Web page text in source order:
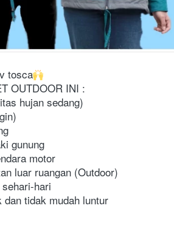
tosca
OUTDOOR INI :
hujan sedang)
gunung
motor
luar ruangan (Outdoor)
hari
tidak mudah luntur